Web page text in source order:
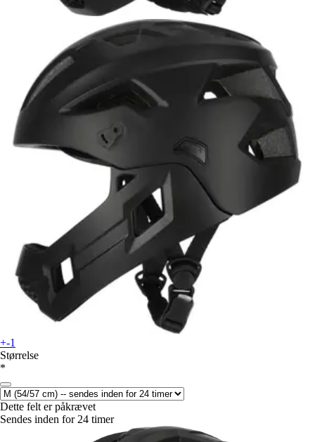
+-1
Størrelse
*
Dette felt er påkrævet
Sendes inden for 24 timer